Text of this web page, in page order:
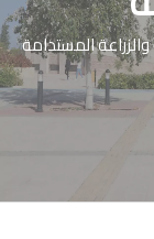
المستدامة